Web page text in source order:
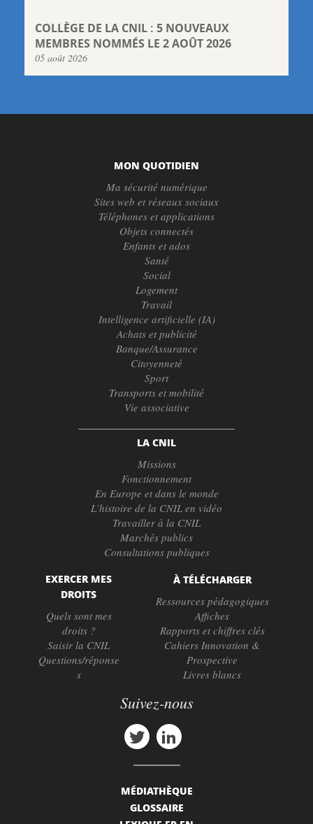
COLLÈGE DE LA CNIL : 5 NOUVEAUX
MEMBRES NOMMÉS LE 2 AOÛT 2026
05 août 2026
MON QUOTIDIEN
Ma sécurité numérique
Sites web et réseaux sociaux
Téléphones et applications
Objets connectés
Enfants et ados
Santé
Social
Logement
Travail
Intelligence artificielle (IA)
Achats et publicité
Banque/Assurance
Citoyenneté
Sport
Transports et mobilité
Vie associative
LA CNIL
Missions
Fonctionnement
En Europe et dans le monde
L’histoire de la CNIL en vidéo
Travailler à la CNIL
Marchés publics
Consultations publiques
EXERCER MES
DROITS
Quels sont mes
droits ?
Saisir la CNIL
Questions/réponse
s
À TÉLÉCHARGER
Ressources pédagogiques
Affiches
Rapports et chiffres clés
Cahiers Innovation &
Prospective
Livres blancs
Suivez-nous
MÉDIATHÈQUE
GLOSSAIRE